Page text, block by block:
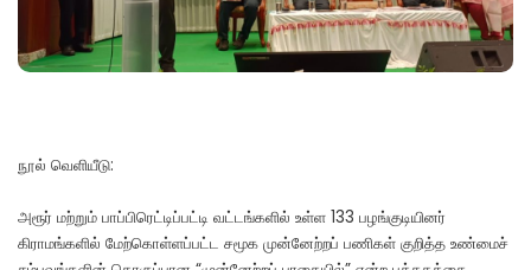
நூல் வெளியீடு:
அரூர் மற்றும் பாப்பிரெட்டிப்பட்டி வட்டங்களில் உள்ள 133 பழங்குடியினர்
கிராமங்களில் மேற்கொள்ளப்பட்ட சமூக முன்னேற்றப் பணிகள் குறித்த உண்மைச்